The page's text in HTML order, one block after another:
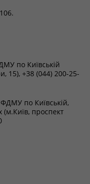
по Київській
15), +38 (044) 200-25-
по Київській,
(м.Київ, проспект